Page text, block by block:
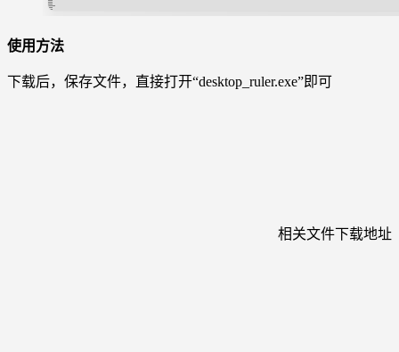
使用方法
下载后，保存文件，直接打开“desktop_ruler.exe”即可
相关文件下载地址